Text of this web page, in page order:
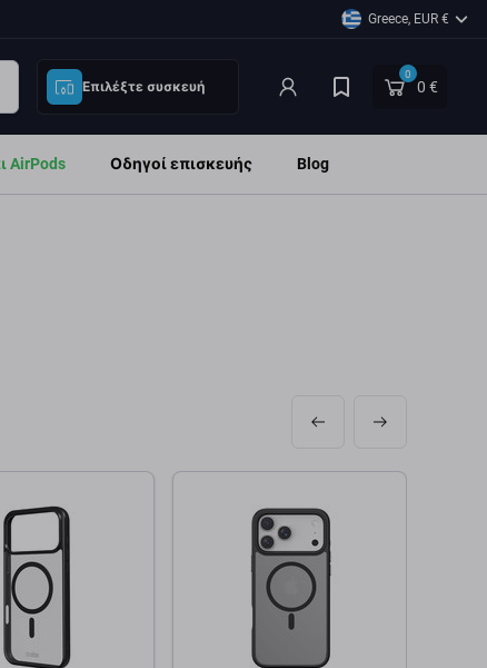
Greece, EUR €
Επιλέξτε συσκευή
0
0 €
AirPods Οδηγοί επισκευής Blog